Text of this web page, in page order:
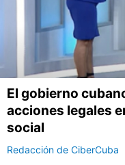
El gobierno
acciones legales
social
Redacción de CiberCuba